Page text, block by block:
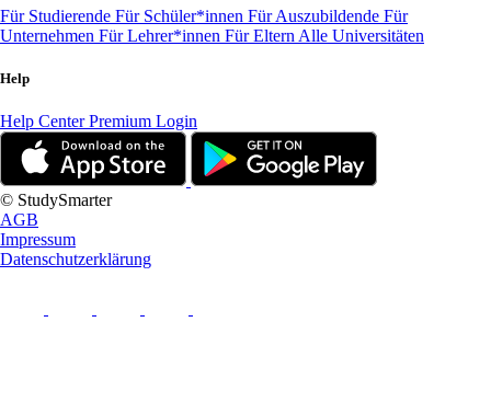
Für Studierende Für Schüler*innen Für Auszubildende Für
Unternehmen Für Lehrer*innen Für Eltern Alle Universitäten
Help
Help CenterPremium Login
© StudySmarter
AGB
Impressum
Datenschutzerklärung